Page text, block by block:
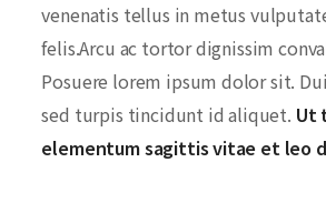
venenatis tellus in metus
felis.Arcu ac tortor dignissim
Posuere lorem ipsum dolor sit.
sed turpis tincidunt id aliquet. Ut
elementum sagittis vitae et leo